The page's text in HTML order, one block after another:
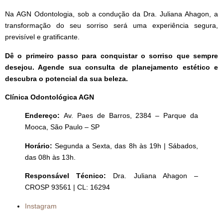
Na AGN Odontologia, sob a condução da Dra. Juliana Ahagon, a
transformação do seu sorriso será uma experiência segura,
previsível e gratificante.
Dê o primeiro passo para conquistar o sorriso que sempre
desejou. Agende sua consulta de planejamento estético e
descubra o potencial da sua beleza.
Clínica Odontológica AGN
Endereço: Av. Paes de Barros, 2384 – Parque da
Mooca, São Paulo – SP
Horário: Segunda a Sexta, das 8h às 19h | Sábados,
das 08h às 13h.
Responsável Técnico: Dra. Juliana Ahagon –
CROSP 93561 | CL: 16294
Instagram